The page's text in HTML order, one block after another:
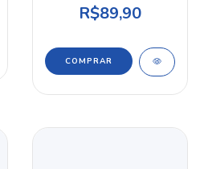
R$89,90